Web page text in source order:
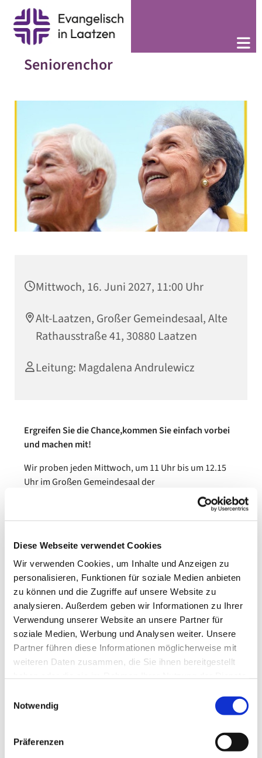
Diese Webseite verwendet Cookies
Wir verwenden Cookies, um Inhalte und Anzeigen zu
personalisieren, Funktionen für soziale Medien anbieten
zu können und die Zugriffe auf unsere Website zu
analysieren. Außerdem geben wir Informationen zu Ihrer
Verwendung unserer Website an unsere Partner für
soziale Medien, Werbung und Analysen weiter. Unsere
Partner führen diese Informationen möglicherweise mit
weiteren Daten zusammen, die Sie ihnen bereitgestellt
Notwendig
Präferenzen
Seniorenchor
Mittwoch, 16. Juni 2027, 11:00 Uhr
Alt-Laatzen, Großer Gemeindesaal, Alte
Rathausstraße 41, 30880 Laatzen
Leitung: Magdalena Andrulewicz
Ergreifen Sie die Chance,kommen Sie einfach vorbei
und machen mit!
Wir proben jeden Mittwoch, um 11 Uhr bis um 12.15
Uhr im Großen Gemeindesaal der
Immanuelkirche (Alte Rathhausstraße 41, 30880
Leitung: Kreiskantorin Magdalena Andrulewicz
oder per E-Mail:magdalena.andrulewicz@evlka.de